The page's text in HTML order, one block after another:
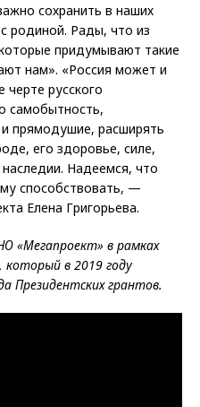
сохранить в наших
родиной. Рады, что из
придумывают такие
нам». «Россия может и
русского
самобытность,
прямодушие, расширять
его здоровье, силе,
Надеемся, что
способствовать, —
Елена Григорьева.
«Мегапроект» в рамках
который в 2019 году
Президентских грантов.